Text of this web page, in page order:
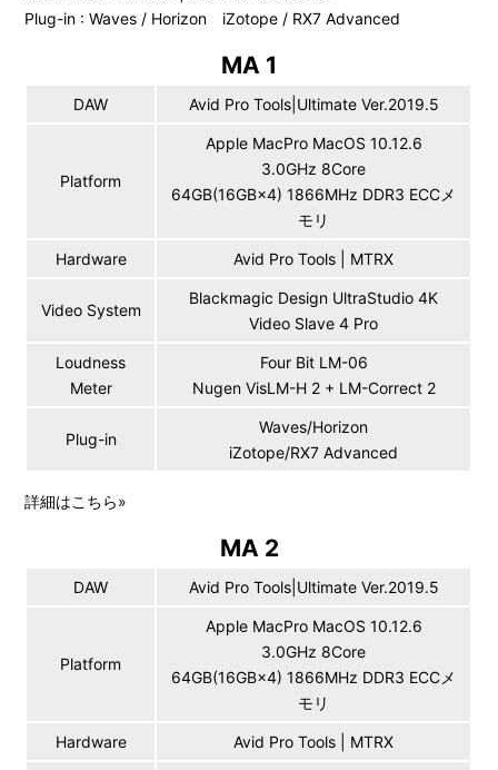
Plug-in : Waves / Horizon iZotope / RX7 Advanced
MA 1
DAW Avid Pro Tools|Ultimate Ver.2019.5
Platform
Apple MacPro MacOS 10.12.6
3.0GHz 8Core
64GB(16GB×4) 1866MHz DDR3 ECCメ
モリ
Hardware Avid Pro Tools | MTRX
Video System
Blackmagic Design UltraStudio 4K
Video Slave 4 Pro
Loudness
Meter
Four Bit LM-06
Nugen VisLM-H 2 + LM-Correct 2
Plug-in
Waves/Horizon
iZotope/RX7 Advanced
詳細はこちら»
MA 2
DAW Avid Pro Tools|Ultimate Ver.2019.5
Platform
Apple MacPro MacOS 10.12.6
3.0GHz 8Core
64GB(16GB×4) 1866MHz DDR3 ECCメ
モリ
Hardware Avid Pro Tools | MTRX